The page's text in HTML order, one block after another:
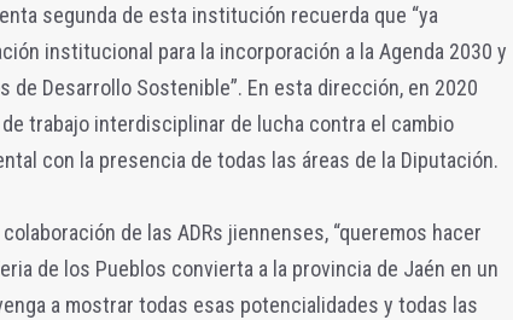
segunda de esta institución recuerda que “ya
institucional para la incorporación a la Agenda 2030 y
de Desarrollo Sostenible”. En esta dirección, en 2020
trabajo interdisciplinar de lucha contra el cambio
con la presencia de todas las áreas de la Diputación.
de las ADRs jiennenses, “queremos hacer
de los Pueblos convierta a la provincia de Jaén en un
a mostrar todas esas potencialidades y todas las